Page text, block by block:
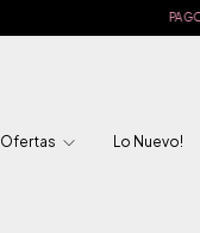
PAGO EN EFECTIVO 2%
Ofertas Lo Nuevo!